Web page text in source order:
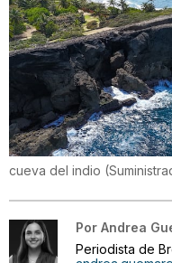
cueva del indio (
Por Andrea
Periodista de